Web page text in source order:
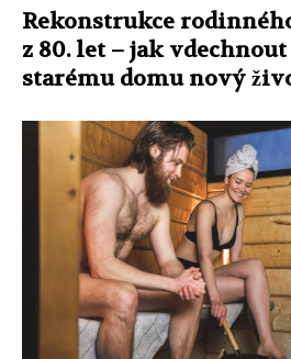
Rekonstrukce
z 80. let – jak vdechnout
starému domu nový